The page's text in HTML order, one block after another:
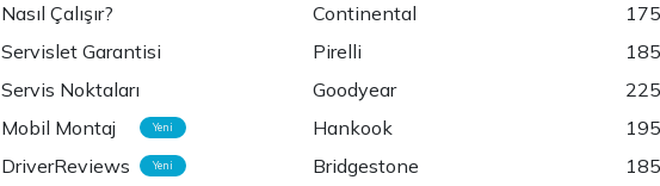
Nasıl Çalışır?
Servislet Garantisi
Servis Noktaları
Mobil Montaj
Yeni
DriverReviews Yeni
Continental
Pirelli
Goodyear
Hankook
Bridgestone